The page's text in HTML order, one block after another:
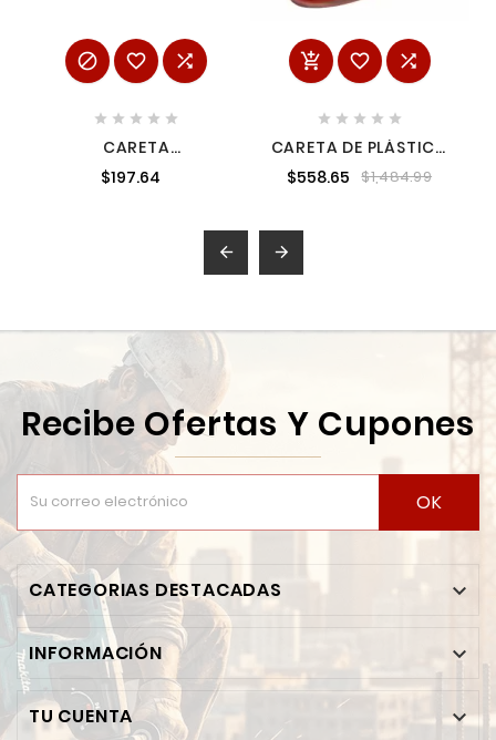
  
    
CARETA
ELECTRONICA RAYO
6715 ADIR ADIR06715
$197.64
  
    
CARETA DE PLÁSTICO
SOLDADOR CALAVERA
ROJA HOTECHE
$558.65 $1,484.99
 
Recibe Ofertas Y Cupones
OK
CATEGORIAS DESTACADAS 
INFORMACIÓN 
TU CUENTA 